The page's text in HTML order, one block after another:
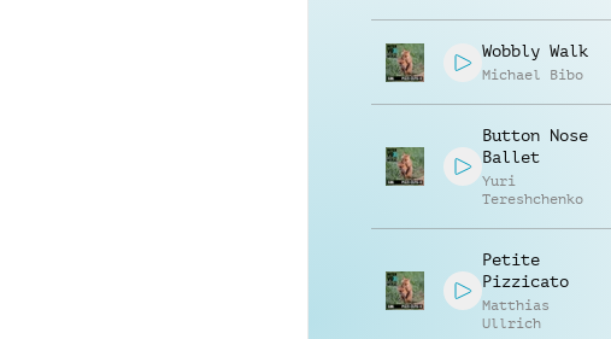
Wobbly Walk
Michael Bibo
Button Nose
Ballet
Yuri
Tereshchenko
Petite
Pizzicato
Matthias
Ullrich